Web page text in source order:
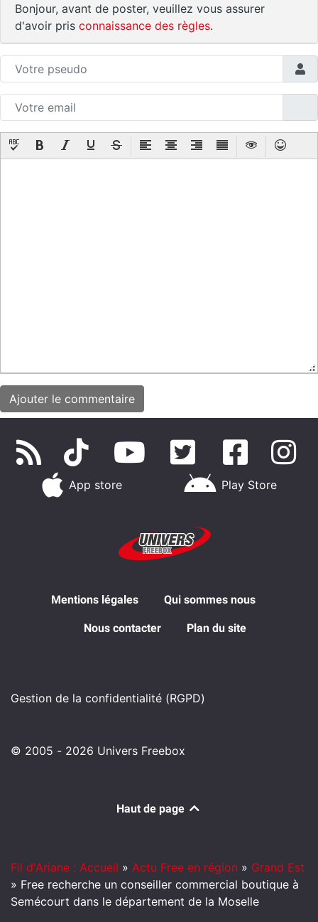
Bonjour, avant de poster, veuillez vous assurer
d'avoir pris connaissance des règles.
App store Play Store
Mentions légales Qui sommes nous
Nous contacter Plan du site
Gestion de la confidentialité (RGPD)
© 2005 - 2026 Univers Freebox
Haut de page
Fil d'Ariane : Accueil » Actu Free en région » Grand Est
» Free recherche un conseiller commercial boutique à
Semécourt dans le département de la Moselle